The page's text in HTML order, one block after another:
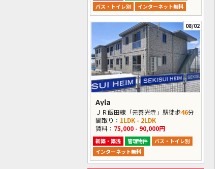
バス・トイレ別
インターネット無料
08/02
Ayla
ＪＲ飯田線「元善光寺」駅徒歩46分
間取り： 1LDK - 2LDK
賃料： 75,000 - 90,000円
新築・築浅 管理物件
バス・トイレ別
インターネット無料